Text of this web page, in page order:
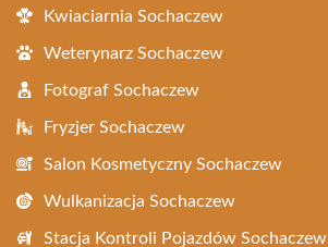
Kwiaciarnia Sochaczew
Weterynarz Sochaczew
Fotograf Sochaczew
Fryzjer Sochaczew
Salon Kosmetyczny Sochaczew
Wulkanizacja Sochaczew
Stacja Kontroli Pojazdów Sochaczew